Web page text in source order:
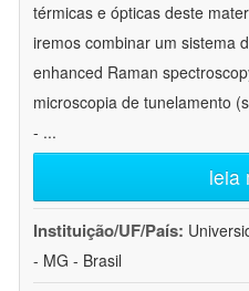
térmicas e ópticas deste
iremos combinar um sistema
enhanced Raman
microscopia de tunelamento
- ...
leia
Instituição/UF/País:
- MG - Brasil